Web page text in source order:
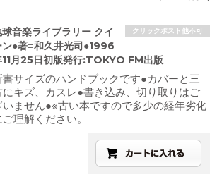
クリックポスト他不可
音楽ライブラリー クイ
ン●著=和久井光司●1996
11月25日初版発行:TOKYO FM出版
書サイズのハンドブックです●カバーと三
にキズ、カスレ●書き込み、切り取りはご
いません●※古い本ですので多少の経年劣化
ご理解ください。